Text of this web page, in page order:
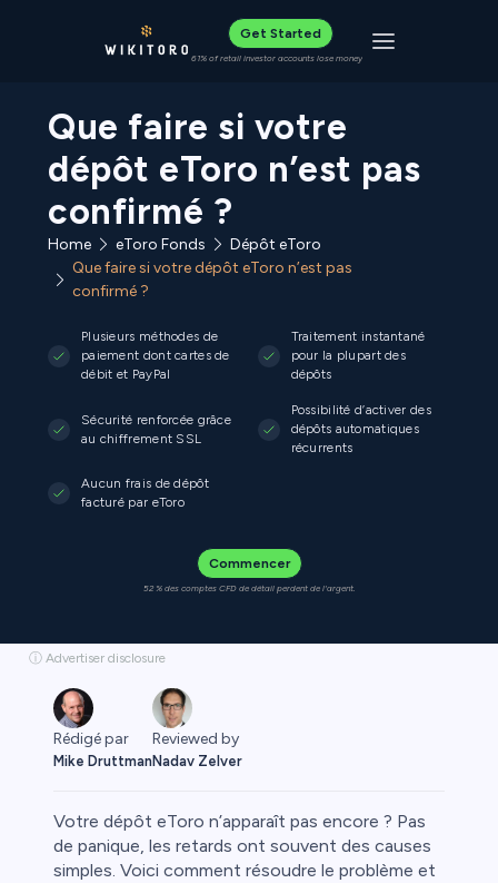
Get Started
61% of retail investor accounts lose money Toggle
Que faire si votre
dépôt eToro n’est pas
confirmé ?
Home eToro Fonds
Dépôt eToro
Que faire si votre dépôt eToro n’est pas
confirmé ?
Plusieurs méthodes de
paiement dont cartes de
débit et PayPal
Traitement instantané
pour la plupart des
dépôts
Sécurité renforcée grâce
au chiffrement SSL
Possibilité d’activer des
dépôts automatiques
récurrents
Aucun frais de dépôt
facturé par eToro
Commencer
52 % des comptes CFD de détail perdent de l'argent.
ⓘ Advertiser disclosure
Rédigé par
Mike Druttman
Reviewed by
Nadav Zelver
Votre dépôt eToro n’apparaît pas encore ? Pas
de panique, les retards ont souvent des causes
simples. Voici comment résoudre le problème et